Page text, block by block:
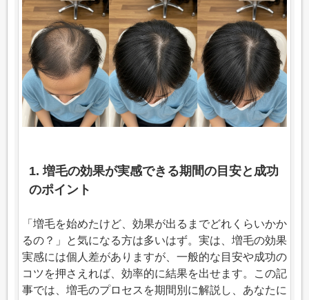
1. 増毛の効果が実感できる期間の目安と成功
のポイント
「増毛を始めたけど、効果が出るまでどれくらいかか
るの？」と気になる方は多いはず。実は、増毛の効果
実感には個人差がありますが、一般的な目安や成功の
コツを押さえれば、効率的に結果を出せます。この記
事では、増毛のプロセスを期間別に解説し、あなたに